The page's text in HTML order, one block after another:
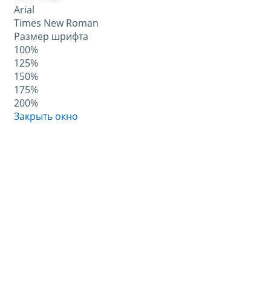
Arial
Times New Roman
Размер шрифта
100%
125%
150%
175%
200%
Закрыть окно